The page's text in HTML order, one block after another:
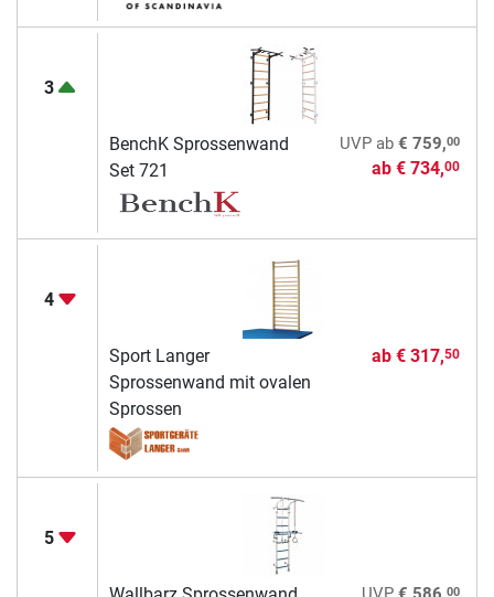
3
BenchK Sprossenwand
Set 721
UVPab € 759,00
ab € 734,00
4
Sport Langer
Sprossenwand mit ovalen
Sprossen
ab € 317,50
5
00